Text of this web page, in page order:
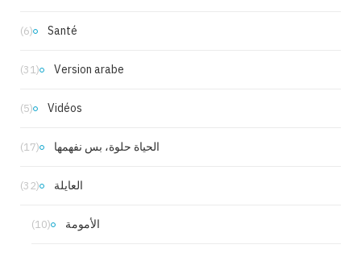
Santé
(6)
Version arabe
(31)
Vidéos
(5)
الحياة حلوة، بس نفهمها (17)
العايلة (32)
الأمومة (10)